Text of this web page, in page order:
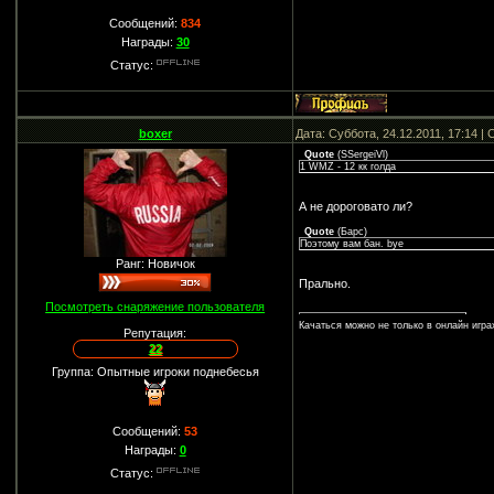
Сообщений:834
Награды: 30
Статус:
boxer Дата: Суббота, 24.12.2011, 17:14 |
Ранг: Новичок
Посмотреть снаряжение пользователя
Репутация:
22
Группа: Опытные игроки поднебесья
Сообщений:53
Награды: 0
Статус:
Quote (SSergeiVl)
1 WMZ - 12 кк голда
А не дороговато ли?
Quote (Барс)
Поэтому вам бан. bye
Прально.
Качаться можно не только в онлайн